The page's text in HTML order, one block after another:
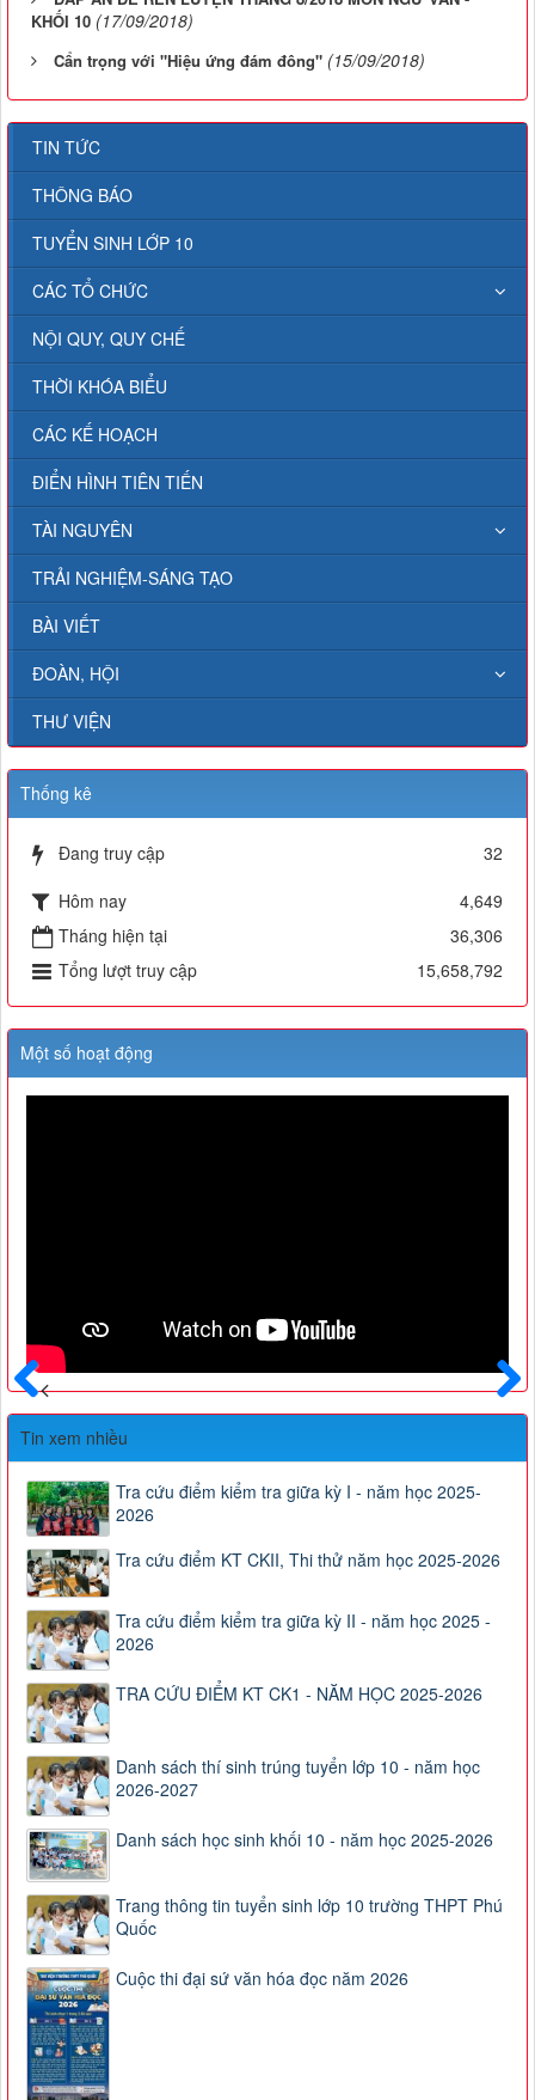
KHỐI 10 (17/09/2018)
Cẩn trọng với "Hiệu ứng đám đông" (15/09/2018)
TIN TỨC
THÔNG BÁO
TUYỂN SINH LỚP 10
CÁC TỔ CHỨC
NỘI QUY, QUY CHẾ
THỜI KHÓA BIỂU
CÁC KẾ HOẠCH
ĐIỂN HÌNH TIÊN TIẾN
TÀI NGUYÊN
TRẢI NGHIỆM-SÁNG TẠO
BÀI VIẾT
ĐOÀN, HỘI
THƯ VIỆN
Thống kê
Đang truy cập
32
Hôm nay
4,649
Tháng hiện tại
36,306
Tổng lượt truy cập
15,658,792
Một số hoạt động
Sau
Trước
Tin xem nhiều
Tra cứu điểm kiểm tra giữa kỳ I - năm học 2025-
2026
Tra cứu điểm KT CKII, Thi thử năm học 2025-2026
Tra cứu điểm kiểm tra giữa kỳ II - năm học 2025 -
2026
TRA CỨU ĐIỂM KT CK1 - NĂM HỌC 2025-2026
Danh sách thí sinh trúng tuyển lớp 10 - năm học
2026-2027
Danh sách học sinh khối 10 - năm học 2025-2026
Trang thông tin tuyển sinh lớp 10 trường THPT Phú
Quốc
Cuộc thi đại sứ văn hóa đọc năm 2026